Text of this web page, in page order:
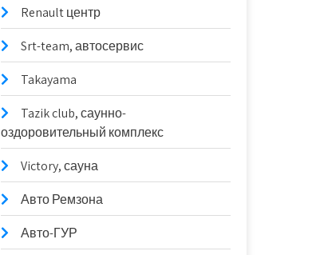
Renault центр
Srt-team, автосервис
Takayama
Tazik club, саунно-
оздоровительный комплекс
Victory, сауна
Авто Ремзона
Авто-ГУР